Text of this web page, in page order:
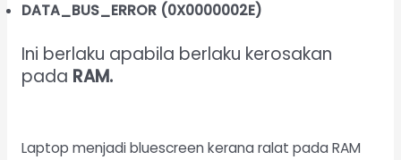
DATA_BUS_ERROR (0X0000002E)
Ini berlaku apabila berlaku kerosakan
pada RAM.
Laptop menjadi bluescreen kerana ralat pada RAM